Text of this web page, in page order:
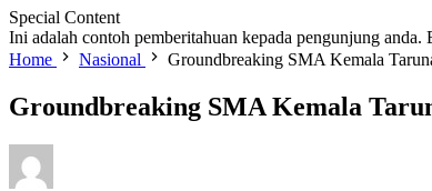
Special Content
Ini adalah contoh pemberitahuan kepada pengunjung
Home
Nasional Groundbreaking SMA Kemala
Groundbreaking SMA Kemala